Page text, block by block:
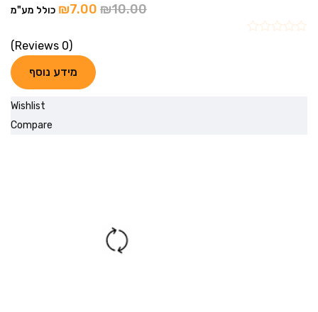
₪10.00
₪7.00 כולל מע"מ
(0 Reviews)
מידע נוסף
Wishlist
Compare